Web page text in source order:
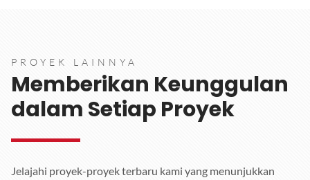
PROYEK LAINNYA
Memberikan Keunggulan
dalam Setiap Proyek
Jelajahi proyek-proyek terbaru kami yang menunjukkan